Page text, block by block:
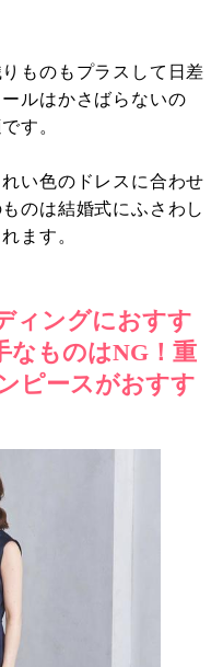
ものもプラスして日差
ルはかさばらないの
す。
い色のドレスに合わせ
のは結婚式にふさわし
ます。
ィングにおすす
なものはNG！重
ピースがおすす